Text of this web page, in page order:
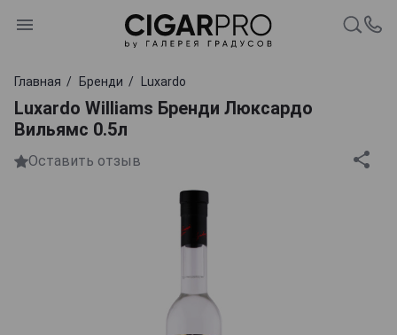
Главная Бренди Luxardo
Luxardo Williams Бренди Люксардо
Вильямс 0.5л
Оставить отзыв